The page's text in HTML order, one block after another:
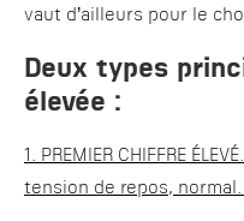
vaut d’ailleurs pour le
Deux types
élevée :
1. PREMIER CHIFFRE
tension de repos,